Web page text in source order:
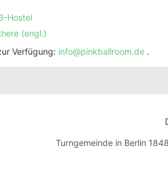
Hostel
(engl.)
Verfügung: info@pinkballroom.de .
Turngemeinde in Berlin